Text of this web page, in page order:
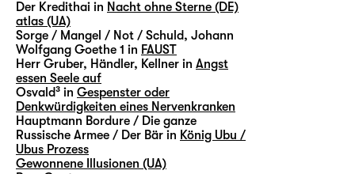
Der Kredithai in Nacht ohne Sterne (DE)
atlas (UA)
Sorge / Mangel / Not / Schuld, Johann
Wolfgang Goethe 1 in FAUST
Herr Gruber, Händler, Kellner in Angst
essen Seele auf
Osvald³ in Gespenster oder
Denkwürdigkeiten eines Nervenkranken
Hauptmann Bordure / Die ganze
Russische Armee / Der Bär in König Ubu /
Ubus Prozess
Gewonnene Illusionen (UA)